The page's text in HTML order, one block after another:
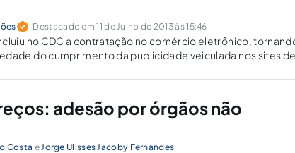
Destacado em 11 de Julho de 2013 às 15:46
no CDC a contratação no comércio eletrônico,
do cumprimento da publicidade veiculada nos sites
adesão por órgãos não
Costa eJorge Ulisses Jacoby Fernandes